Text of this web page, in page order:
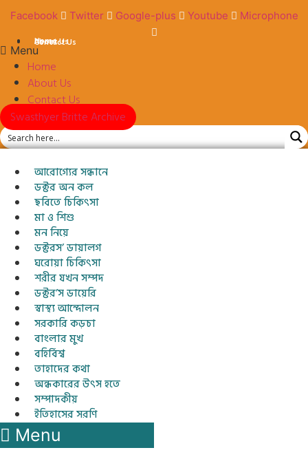
content
Facebook Twitter Google-plus Youtube Microphone
Home
About Us
Contact Us
Menu
Home
About Us
Contact Us
Swasthyer Britte Archive
আরোগ্যের সন্ধানে
ডক্টর অন কল
ছবিতে চিকিৎসা
মা ও শিশু
মন নিয়ে
ডক্টরস’ ডায়ালগ
ঘরোয়া চিকিৎসা
শরীর যখন সম্পদ
ডক্টর’স ডায়েরি
স্বাস্থ্য আন্দোলন
সরকারি কড়চা
বাংলার মুখ
বহির্বিশ্ব
তাহাদের কথা
অন্ধকারের উৎস হতে
সম্পাদকীয়
ইতিহাসের সরণি
Menu